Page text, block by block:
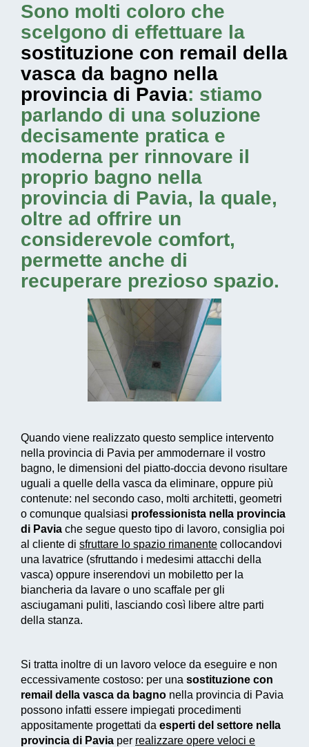
Sono molti coloro che
scelgono di effettuare la
sostituzione con remail della
vasca da bagno nella
provincia di Pavia: stiamo
parlando di una soluzione
decisamente pratica e
moderna per rinnovare il
proprio bagno nella
provincia di Pavia, la quale,
oltre ad offrire un
considerevole comfort,
permette anche di
recuperare prezioso spazio.
Quando viene realizzato questo semplice intervento
nella provincia di Pavia per ammodernare il vostro
bagno, le dimensioni del piatto-doccia devono risultare
uguali a quelle della vasca da eliminare, oppure più
contenute: nel secondo caso, molti architetti, geometri
o comunque qualsiasi professionista nella provincia
di Pavia che segue questo tipo di lavoro, consiglia poi
al cliente di sfruttare lo spazio rimanente collocandovi
una lavatrice (sfruttando i medesimi attacchi della
vasca) oppure inserendovi un mobiletto per la
biancheria da lavare o uno scaffale per gli
asciugamani puliti, lasciando così libere altre parti
della stanza.
Si tratta inoltre di un lavoro veloce da eseguire e non
eccessivamente costoso: per una sostituzione con
remail della vasca da bagno nella provincia di Pavia
possono infatti essere impiegati procedimenti
appositamente progettati da esperti del settore nella
provincia di Pavia per realizzare opere veloci e